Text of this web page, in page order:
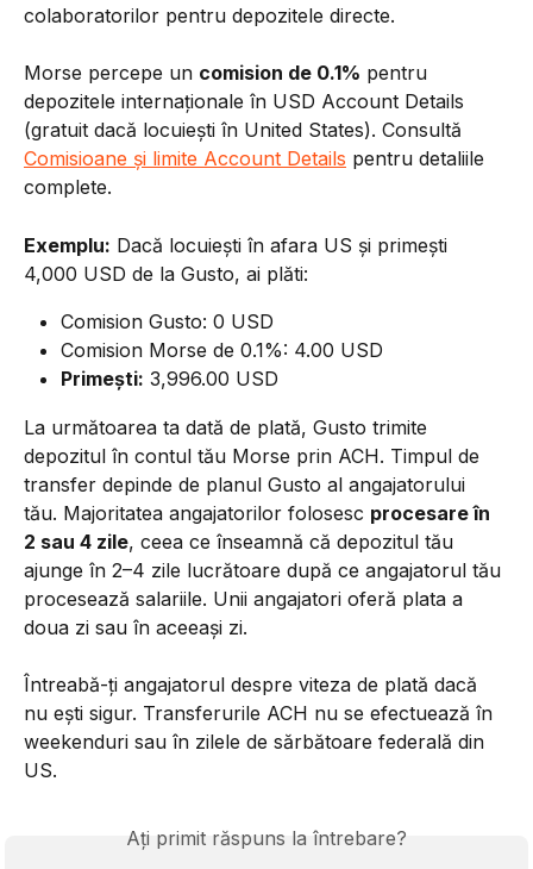
colaboratorilor pentru depozitele directe.
Morse percepe un comision de 0.1% pentru
depozitele internaționale în USD Account Details
(gratuit dacă locuiești în United States). Consultă
Comisioane și limite Account Details pentru detaliile
complete.
Exemplu: Dacă locuiești în afara US și primești
4,000 USD de la Gusto, ai plăti:
Comision Gusto: 0 USD
Comision Morse de 0.1%: 4.00 USD
Primești: 3,996.00 USD
La următoarea ta dată de plată, Gusto trimite
depozitul în contul tău Morse prin ACH. Timpul de
transfer depinde de planul Gusto al angajatorului
tău. Majoritatea angajatorilor folosesc procesare în
2 sau 4 zile, ceea ce înseamnă că depozitul tău
ajunge în 2–4 zile lucrătoare după ce angajatorul tău
procesează salariile. Unii angajatori oferă plata a
doua zi sau în aceeași zi.
Întreabă-ți angajatorul despre viteza de plată dacă
nu ești sigur. Transferurile ACH nu se efectuează în
weekenduri sau în zilele de sărbătoare federală din
US.
Ați primit răspuns la întrebare?